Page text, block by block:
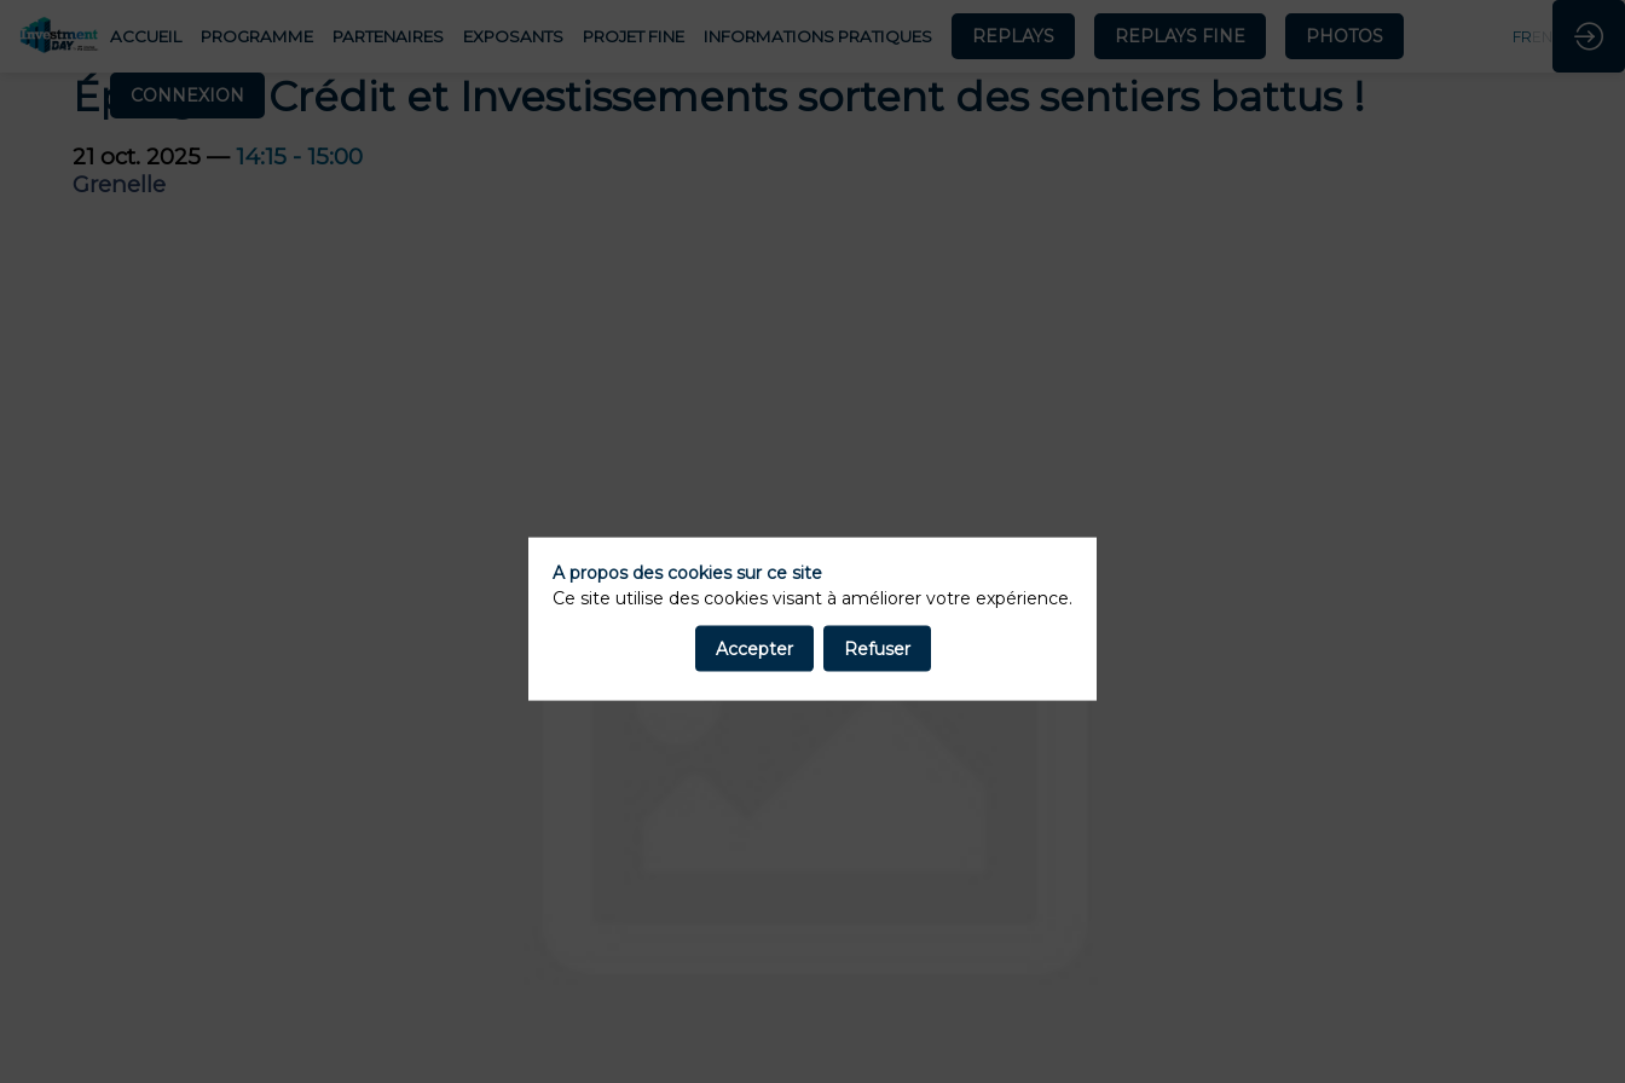
ACCUEIL PROGRAMME PARTENAIRES EXPOSANTS PROJET FINE INFORMATIONS PRATIQUES REPLAYS REPLAYS FINE PHOTOS
CONNEXION
FR
Épargne, Crédit et Investissements sortent des sentiers battus !
21 oct. 2025 —14:15 - 15:00
Grenelle
A propos des cookies sur ce site
Ce site utilise des cookies visant à améliorer votre expérience.
Accepter Refuser